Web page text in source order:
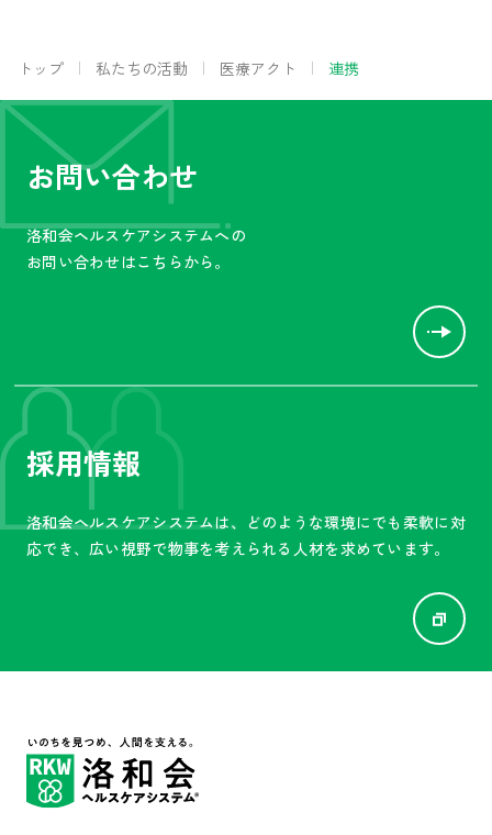
トップ 私たちの活動 医療アクト 連携
お問い合わせ
洛和会ヘルスケアシステムへの
お問い合わせはこちらから。
採用情報
洛和会ヘルスケアシステムは、 どのような環境にでも柔軟に対
応でき、広い視野で物事を考えられる人材を求めています。